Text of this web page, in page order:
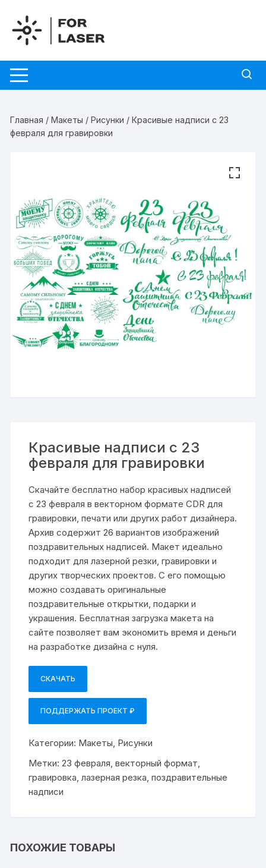
содержимому
Главная /Макеты /Рисунки / Красивые надписи с 23
февраля для гравировки
Красивые надписи с 23
февраля для гравировки
Скачайте бесплатно набор красивых надписей
с 23 февраля в векторном формате CDR для
гравировки, печати или других работ дизайнера.
Архив содержит 26 вариантов изображений
поздравительных надписей. Макет идеально
подходит для лазерной резки, гравировки и
других творческих проектов. С его помощью
можно создавать оригинальные
поздравительные открытки, подарки и
украшения. Бесплатная загрузка макета на
сайте позволяет вам экономить время и деньги
на разработке дизайна с нуля.
СКАЧАТЬ
ПОДДЕРЖАТЬ ПРОЕКТ ₽
Категории: Макеты Рисунки
Метки:23 февраля ,векторный формат
гравировка ,лазерная резка ,поздравительные
надписи
ПОХОЖИЕ ТОВАРЫ